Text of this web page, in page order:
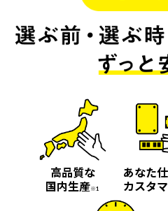
高品質な
国内生産※1
あなた
カスタ